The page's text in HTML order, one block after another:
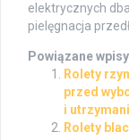
elektrycznych
pielęgnacja
Powiązane
Rolety
przed
i
Rolety